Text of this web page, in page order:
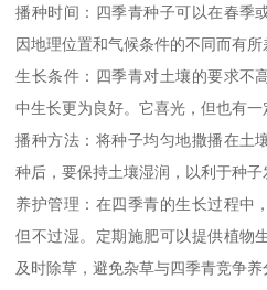
播种时间：四季青种子可以在春季
因地理位置和气候条件的不同而有所
生长条件：四季青对土壤的要求不
中生长更为良好。它喜光，但也有一
播种方法：将种子均匀地撒播在土
种后，要保持土壤湿润，以利于种子
养护管理：在四季青的生长过程中
但不过湿。定期施肥可以提供植物
及时除草，避免杂草与四季青竞争养